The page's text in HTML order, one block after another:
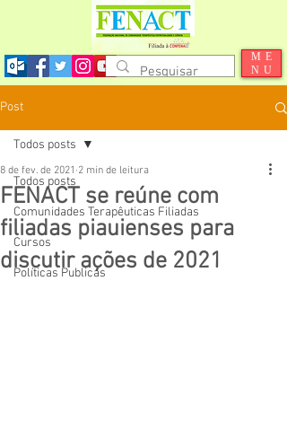
ME
NU
Post
Todos posts
Comunidades Terapêuticas Filiadas
Cursos
Políticas Publicas
Todos posts
FENACT se reúne com
filiadas piauienses para
discutir ações de 2021
8 de fev. de 2021 2 min de leitura